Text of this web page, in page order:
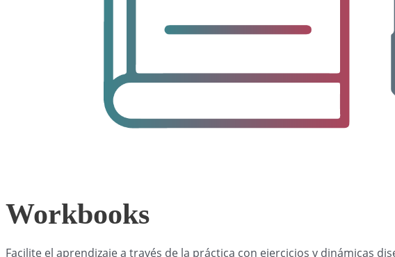
Workbooks
Facilite el aprendizaje a través de la práctica con ejercicios y dinámicas